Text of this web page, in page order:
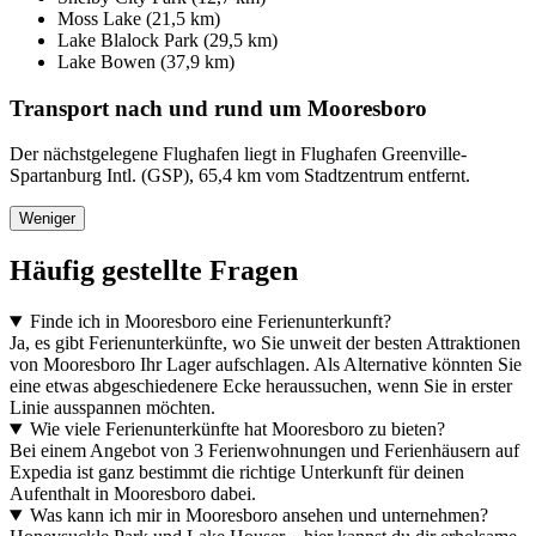
Moss Lake (21,5 km)
Lake Blalock Park (29,5 km)
Lake Bowen (37,9 km)
Transport nach und rund um Mooresboro
Der nächstgelegene Flughafen liegt in Flughafen Greenville-
Spartanburg Intl. (GSP), 65,4 km vom Stadtzentrum entfernt.
Weniger
Häufig gestellte Fragen
Finde ich in Mooresboro eine Ferienunterkunft?
Ja, es gibt Ferienunterkünfte, wo Sie unweit der besten Attraktionen
von Mooresboro Ihr Lager aufschlagen. Als Alternative könnten Sie
eine etwas abgeschiedenere Ecke heraussuchen, wenn Sie in erster
Linie ausspannen möchten.
Wie viele Ferienunterkünfte hat Mooresboro zu bieten?
Bei einem Angebot von 3 Ferienwohnungen und Ferienhäusern auf
Expedia ist ganz bestimmt die richtige Unterkunft für deinen
Aufenthalt in Mooresboro dabei.
Was kann ich mir in Mooresboro ansehen und unternehmen?